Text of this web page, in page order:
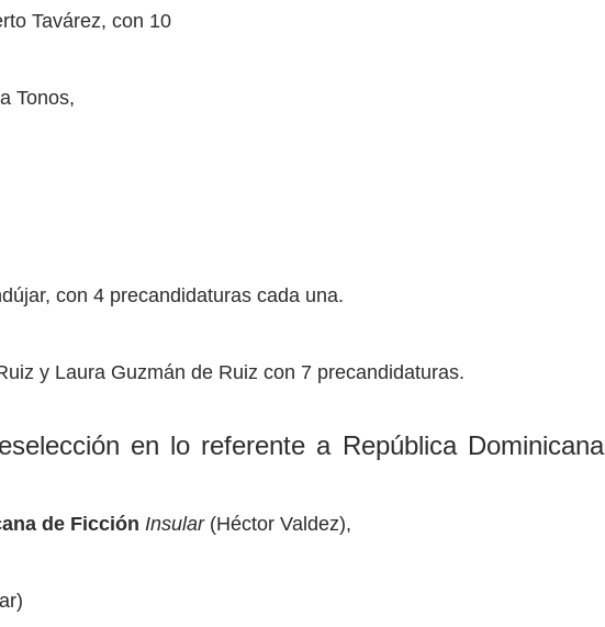
Tavárez, con 10
Tonos,
con 4 precandidaturas cada una.
y Laura Guzmán de Ruiz con 7 precandidaturas.
en lo referente a República Dominicana
de Ficción Insular (Héctor Valdez),